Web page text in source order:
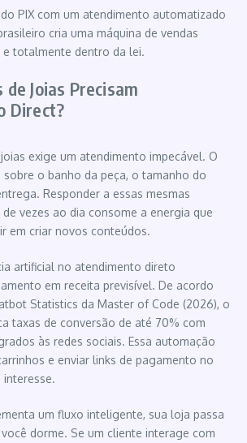
PIX com um atendimento automatizado
cria uma máquina de vendas
totalmente dentro da lei.
de Joias Precisam
Direct?
exige um atendimento impecável. O
sobre o banho da peça, o tamanho do
Responder a essas mesmas
vezes ao dia consome a energia que
em criar novos conteúdos.
artificial no atendimento direto
em receita previsível. De acordo
Statistics da Master of Code (2026), o
taxas de conversão de até 70% com
às redes sociais. Essa automação
e enviar links de pagamento no
um fluxo inteligente, sua loja passa
dorme. Se um cliente interage com